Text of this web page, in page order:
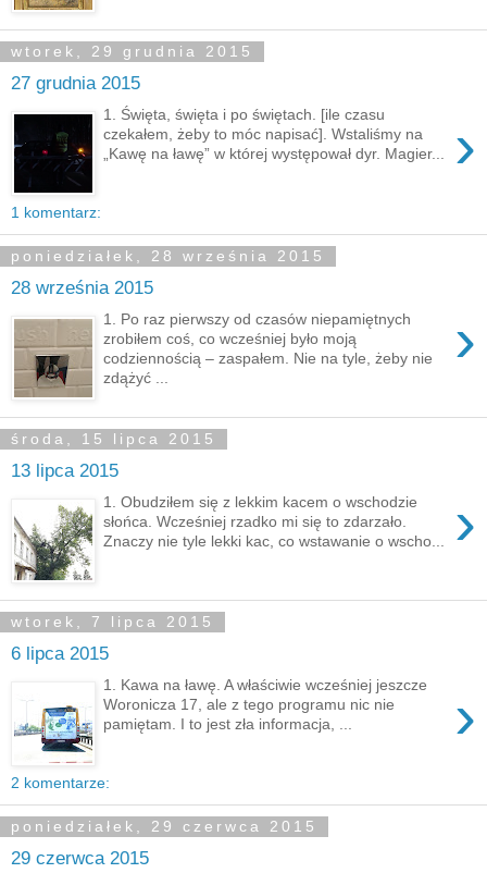
wtorek, 29 grudnia 2015
27 grudnia 2015
›
1. Święta, święta i po świętach. [ile czasu
czekałem, żeby to móc napisać]. Wstaliśmy na
„Kawę na ławę” w której występował dyr. Magier...
1 komentarz:
poniedziałek, 28 września 2015
28 września 2015
›
1. Po raz pierwszy od czasów niepamiętnych
zrobiłem coś, co wcześniej było moją
codziennością – zaspałem. Nie na tyle, żeby nie
zdążyć ...
środa, 15 lipca 2015
13 lipca 2015
›
1. Obudziłem się z lekkim kacem o wschodzie
słońca. Wcześniej rzadko mi się to zdarzało.
Znaczy nie tyle lekki kac, co wstawanie o wscho...
wtorek, 7 lipca 2015
6 lipca 2015
›
1. Kawa na ławę. A właściwie wcześniej jeszcze
Woronicza 17, ale z tego programu nic nie
pamiętam. I to jest zła informacja, ...
2 komentarze:
poniedziałek, 29 czerwca 2015
29 czerwca 2015